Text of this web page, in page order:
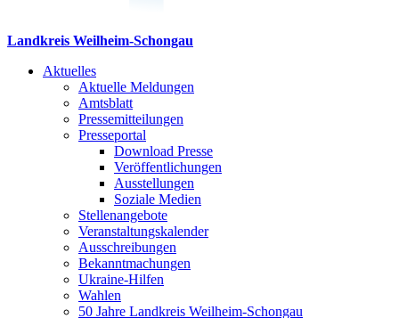
Landkreis Weilheim-Schongau
Aktuelles
Aktuelle Meldungen
Amtsblatt
Pressemitteilungen
Presseportal
Download Presse
Veröffentlichungen
Ausstellungen
Soziale Medien
Stellenangebote
Veranstaltungskalender
Ausschreibungen
Bekanntmachungen
Ukraine-Hilfen
Wahlen
50 Jahre Landkreis Weilheim-Schongau